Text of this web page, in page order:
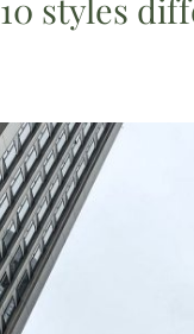
10 styles